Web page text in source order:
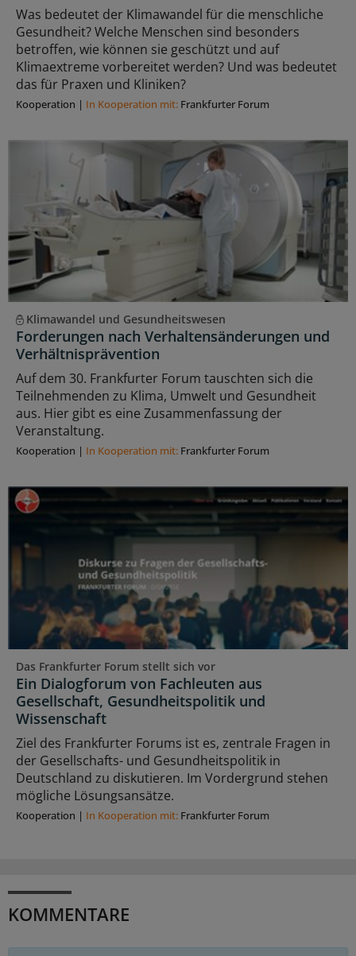
Was bedeutet der Klimawandel für die menschliche
Gesundheit? Welche Menschen sind besonders
betroffen, wie können sie geschützt und auf
Klimaextreme vorbereitet werden? Und was bedeutet
das für Praxen und Kliniken?
Kooperation | In Kooperation mit: Frankfurter Forum
Klimawandel und Gesundheitswesen
Forderungen nach Verhaltensänderungen und
Verhältnisprävention
Auf dem 30. Frankfurter Forum tauschten sich die
Teilnehmenden zu Klima, Umwelt und Gesundheit
aus. Hier gibt es eine Zusammenfassung der
Veranstaltung.
Kooperation | In Kooperation mit: Frankfurter Forum
Das Frankfurter Forum stellt sich vor
Ein Dialogforum von Fachleuten aus
Gesellschaft, Gesundheitspolitik und
Wissenschaft
Ziel des Frankfurter Forums ist es, zentrale Fragen in
der Gesellschafts- und Gesundheitspolitik in
Deutschland zu diskutieren. Im Vordergrund stehen
mögliche Lösungsansätze.
Kooperation | In Kooperation mit: Frankfurter Forum
KOMMENTARE